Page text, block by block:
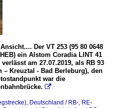
Der VT 253 (95 80 0648
ein Alstom Coradia LINT 41
am 27.07.2019, als RB 93
– Kreuztal - Bad Berleburg), den
war die

, Deutschland / RB-, RE-